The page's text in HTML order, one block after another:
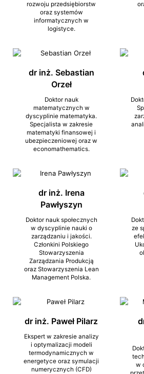
rozwoju przedsiębiorstw
oraz systemów
informatycznych w
logistyce.
dr inż. Sebastian
Orzeł
Doktor nauk
matematycznych w
dyscyplinie matematyka.
Specjalista w zakresie
matematyki finansowej i
ubezpieczeniowej oraz w
economathematics.
dr inż. Irena
Pawłyszyn
Doktor nauk społecznych
w dyscyplinie nauki o
zarządzaniu i jakości.
Członkini Polskiego
Stowarzyszenia
Zarządzania Produkcją
oraz Stowarzyszenia Lean
Management Polska.
ze
dr inż. Paweł Pilarz
Ekspert w zakresie analizy
i optymalizacji modeli
termodynamicznych w
energetyce oraz symulacji
numerycznych (CFD)
w